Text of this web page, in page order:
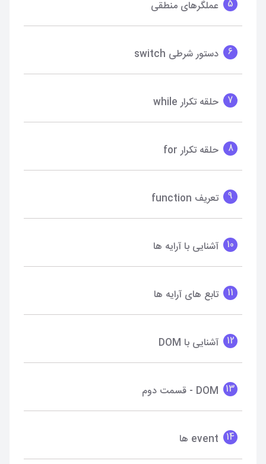
5 عملگرهای منطقی
6 دستور شرطی switch
7 حلقه تکرار while
8 حلقه تکرار for
9 تعریف function
10 آشنایی با آرایه ها
11 تابع های آرایه ها
12 آشنایی با DOM
13 DOM - قسمت دوم
14 event ها